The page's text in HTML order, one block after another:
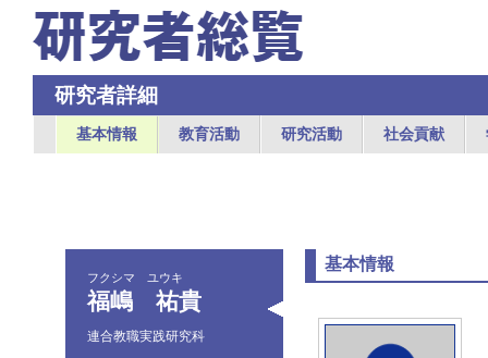
研究者詳細
基本情報 教育活動 研究活動 社会貢献
フクシマ ユウキ
福嶋 祐貴
連合教職実践研究科
基本情報